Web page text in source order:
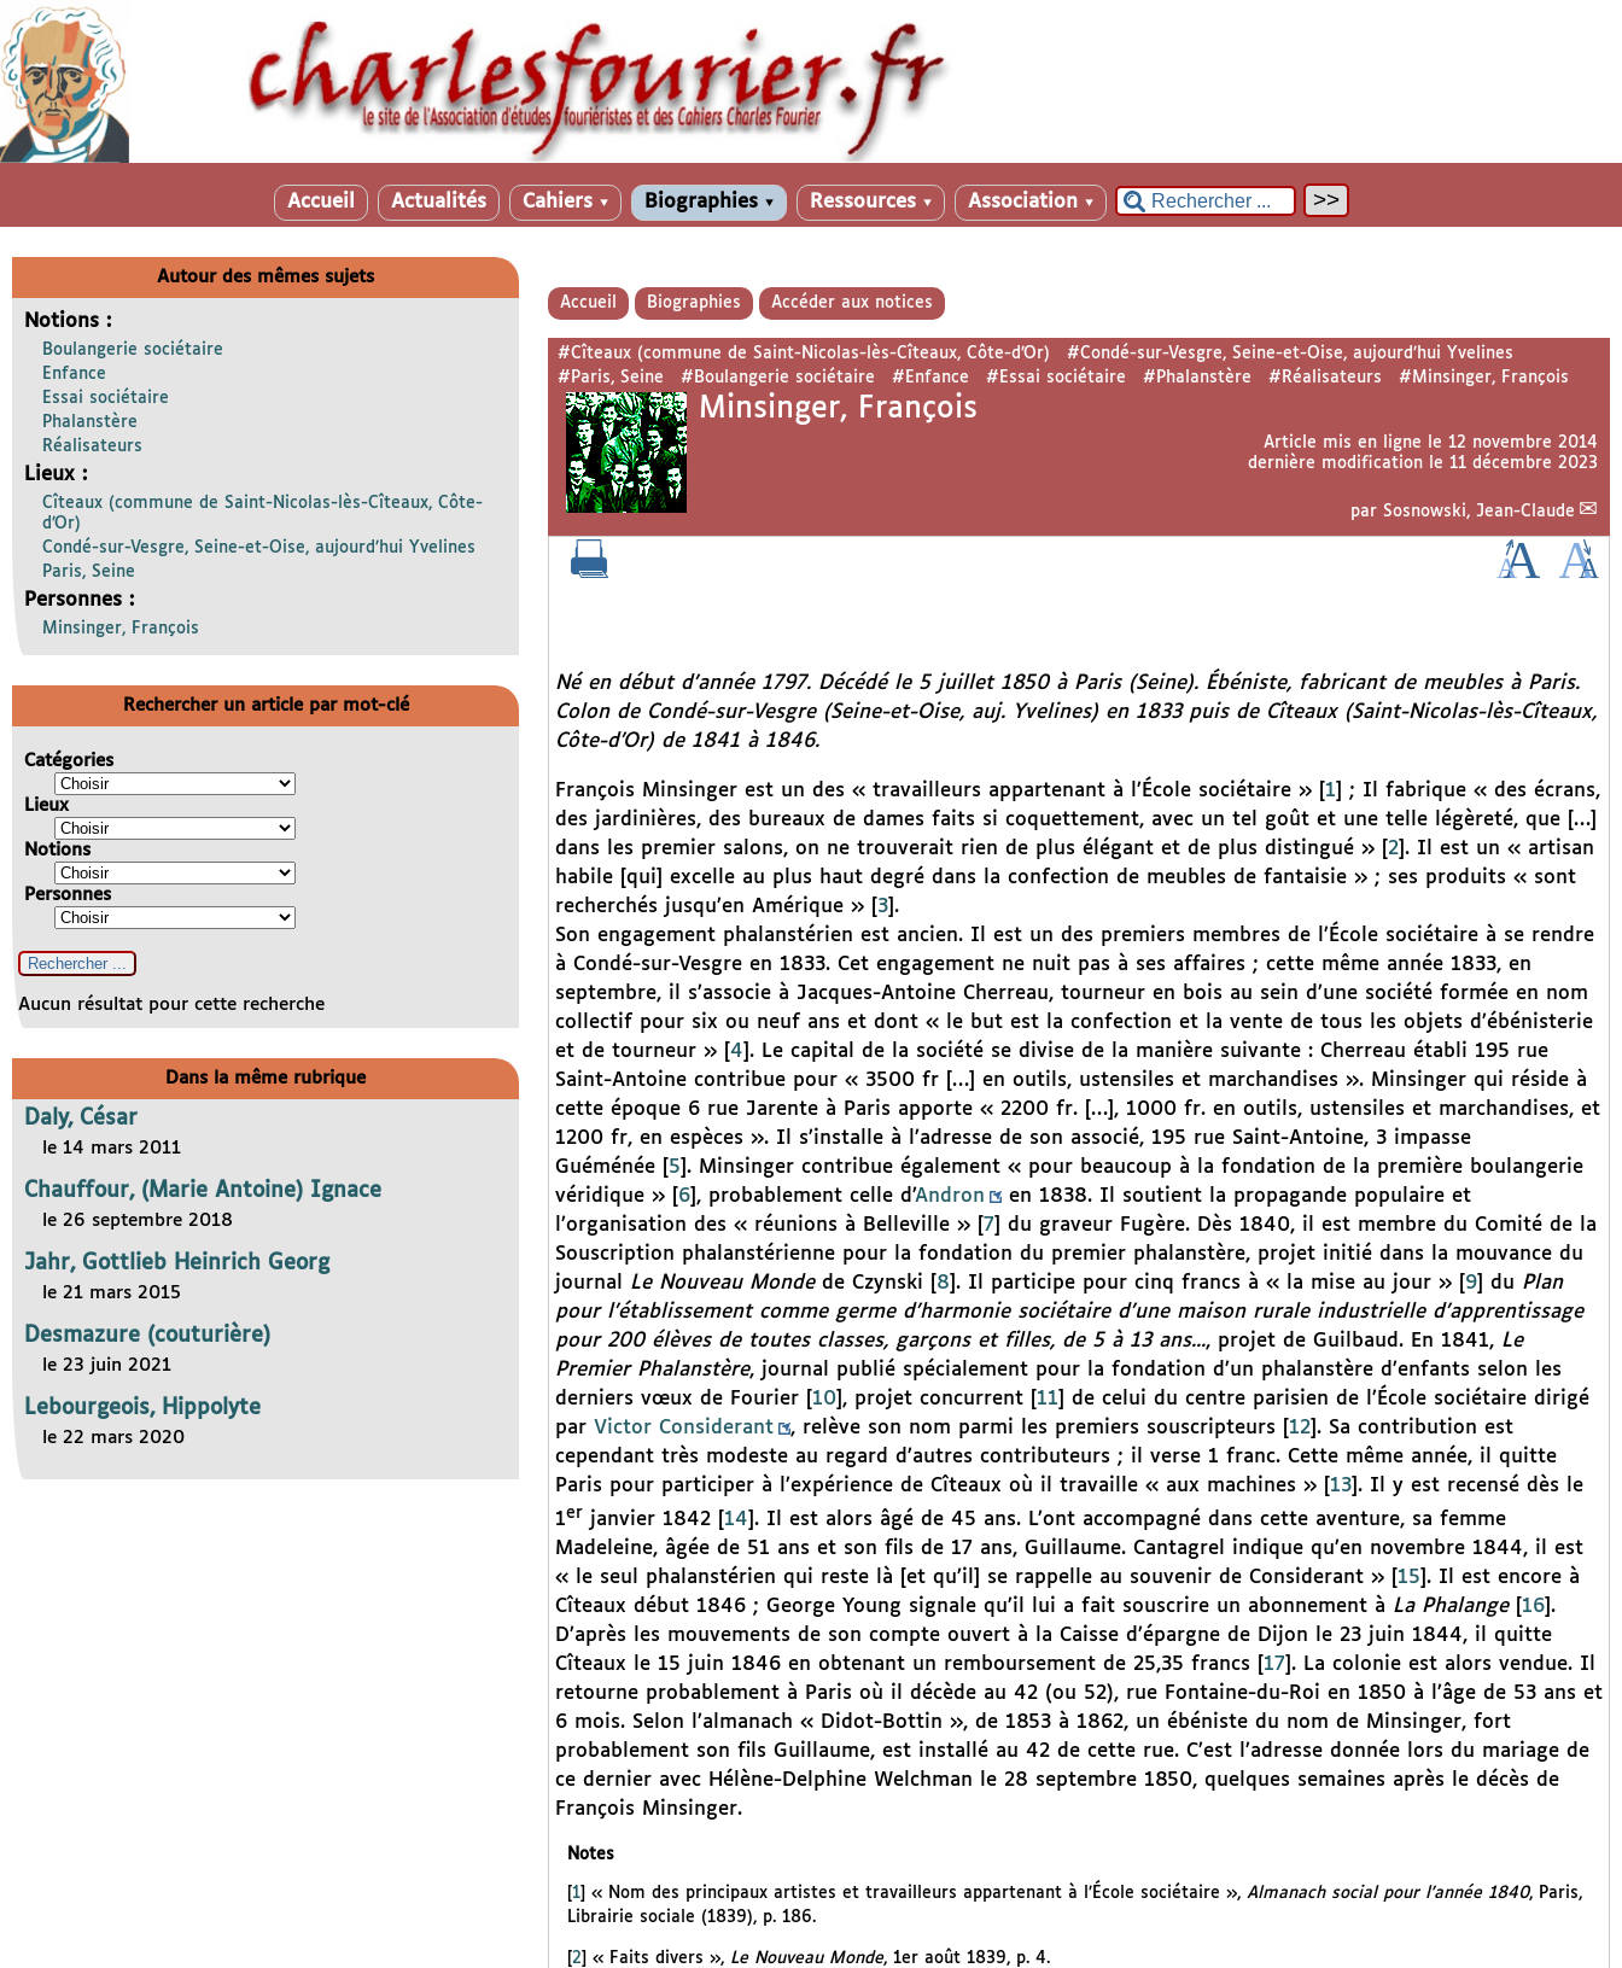
Accueil Actualités Cahiers ▼ Biographies ▼ Ressources ▼ Association ▼
Accueil Biographies Accéder aux notices
#Cîteaux (commune de Saint-Nicolas-lès-Cîteaux, Côte-d’Or)
#Condé-sur-Vesgre, Seine-et-Oise, aujourd’hui Yvelines
#Paris, Seine
#Boulangerie sociétaire #Enfance #Essai sociétaire #Phalanstère #Réalisateurs #Minsinger, François
Minsinger, François
Article mis en ligne le 12 novembre 2014
dernière modification le 11 décembre 2023
par Sosnowski, Jean-Claude
Né en début d’année 1797. Décédé le 5 juillet 1850 à Paris (Seine). Ébéniste, fabricant de meubles à Paris.
Colon de Condé-sur-Vesgre (Seine-et-Oise, auj. Yvelines) en 1833 puis de Cîteaux (Saint-Nicolas-lès-Cîteaux,
Côte-d’Or) de 1841 à 1846.
François Minsinger est un des « travailleurs appartenant à l’École sociétaire »[ 1
; Il fabrique « des écrans,
des jardinières, des bureaux de dames faits si coquettement, avec un tel goût et une telle légèreté, que […]
dans les premier salons, on ne trouverait rien de plus élégant et de plus distingué »[ 2] . Il est un « artisan
habile [qui] excelle au plus haut degré dans la confection de meubles de fantaisie » ; ses produits « sont
recherchés jusqu’en Amérique »[ 3] .
Son engagement phalanstérien est ancien. Il est un des premiers membres de l’École sociétaire à se rendre
à Condé-sur-Vesgre en 1833. Cet engagement ne nuit pas à ses affaires ; cette même année 1833, en
septembre, il s’associe à Jacques-Antoine Cherreau, tourneur en bois au sein d’une société formée en nom
collectif pour six ou neuf ans et dont « le but est la confection et la vente de tous les objets d’ébénisterie
et de tourneur »[ 4 . Le capital de la société se divise de la manière suivante : Cherreau établi 195 rue
Saint-Antoine contribue pour « 3500 fr […] en outils, ustensiles et marchandises ». Minsinger qui réside à
cette époque 6 rue Jarente à Paris apporte « 2200 fr. […], 1000 fr. en outils, ustensiles et marchandises, et
1200 fr, en espèces ». Il s’installe à l’adresse de son associé, 195 rue Saint-Antoine, 3 impasse
Guéménée[ 5 . Minsinger contribue également « pour beaucoup à la fondation de la première boulangerie
véridique »[ 6] , probablement celle d’Andron
en 1838. Il soutient la propagande populaire et
l’organisation des « réunions à Belleville »[ 7
du graveur Fugère. Dès 1840, il est membre du Comité de la
Souscription phalanstérienne pour la fondation du premier phalanstère, projet initié dans la mouvance du
journal Le Nouveau Mondede Czynski 8 . Il participe pour cinq francs à « la mise au jour »[ 9] du Plan
pour l’établissement comme germe d’harmonie sociétaire d’une maison rurale industrielle d’apprentissage
pour 200 élèves de toutes classes, garçons et filles, de 5 à 13 ans..., projet de Guilbaud. En 1841, Le
Premier Phalanstère, journal publié spécialement pour la fondation d’un phalanstère d’enfants selon les
derniers vœux de Fourier[ 10 , projet concurrent[ 11
de celui du centre parisien de l’École sociétaire dirigé
par Victor Considerant , relève son nom parmi les premiers souscripteurs 12] . Sa contribution est
cependant très modeste au regard d’autres contributeurs ; il verse 1 franc. Cette même année, il quitte
Paris pour participer à l’expérience de Cîteaux où il travaille « aux machines »[ 13] . Il y est recensé dès le
1er janvier 1842[ 14 . Il est alors âgé de 45 ans. L’ont accompagné dans cette aventure, sa femme
Madeleine, âgée de 51 ans et son fils de 17 ans, Guillaume. Cantagrel indique qu’en novembre 1844, il est
« le seul phalanstérien qui reste là [et qu’il] se rappelle au souvenir de Considerant »[ 15 . Il est encore à
Cîteaux début 1846 ; George Young signale qu’il lui a fait souscrire un abonnement à La Phalange[ 16] .
D’après les mouvements de son compte ouvert à la Caisse d’épargne de Dijon le 23 juin 1844, il quitte
Cîteaux le 15 juin 1846 en obtenant un remboursement de 25,35 francs
17 . La colonie est alors vendue. Il
retourne probablement à Paris où il décède au 42 (ou 52), rue Fontaine-du-Roi en 1850 à l’âge de 53 ans et
6 mois. Selon l’almanach « Didot-Bottin », de 1853 à 1862, un ébéniste du nom de Minsinger, fort
probablement son fils Guillaume, est installé au 42 de cette rue. C’est l’adresse donnée lors du mariage de
ce dernier avec Hélène-Delphine Welchman le 28 septembre 1850, quelques semaines après le décès de
François Minsinger.
Notes
1] « Nom des principaux artistes et travailleurs appartenant à l’École sociétaire », Almanach social pour l’année 1840, Paris,
Librairie sociale (1839), p. 186.
[2] « Faits divers », Le Nouveau Monde, 1er août 1839, p. 4.
Autour des mêmes sujets
Notions :
Boulangerie sociétaire
Enfance
Essai sociétaire
Phalanstère
Réalisateurs
Lieux :
Cîteaux (commune de Saint-Nicolas-lès-Cîteaux, Côte-
d’Or)
Condé-sur-Vesgre, Seine-et-Oise, aujourd’hui Yvelines
Paris, Seine
Personnes :
Minsinger, François
Rechercher un article par mot-clé
Catégories
Lieux
Notions
Personnes
Aucun résultat pour cette recherche
Dans la même rubrique
Daly, César
le 14 mars 2011
Chauffour, (Marie Antoine) Ignace
le 26 septembre 2018
Jahr, Gottlieb Heinrich Georg
le 21 mars 2015
Desmazure (couturière)
le 23 juin 2021
Lebourgeois, Hippolyte
le 22 mars 2020